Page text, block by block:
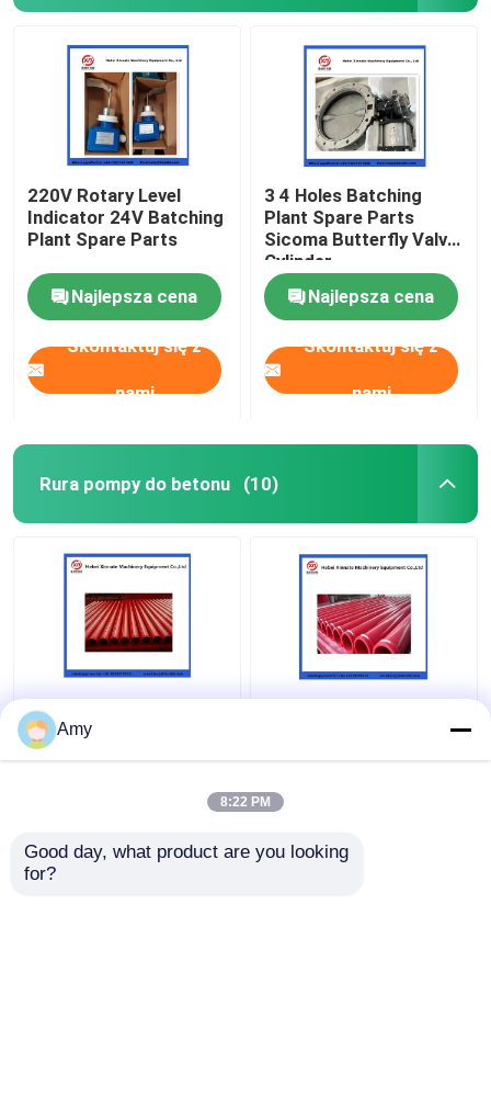
220V Rotary Level
Indicator 24V Batching
Plant Spare Parts
Najlepsza cena
Skontaktuj się z
nami
3 4 Holes Batching
Plant Spare Parts
Sicoma Butterfly Valve
Cylinder
Electropneumatic
Actuator Cylinder
Najlepsza cena
Skontaktuj się z
nami
Rura pompy do betonu (10)
Skontaktuj się z Skontaktuj się z
Amy
8:22 PM
Good day, what product are you looking
for?